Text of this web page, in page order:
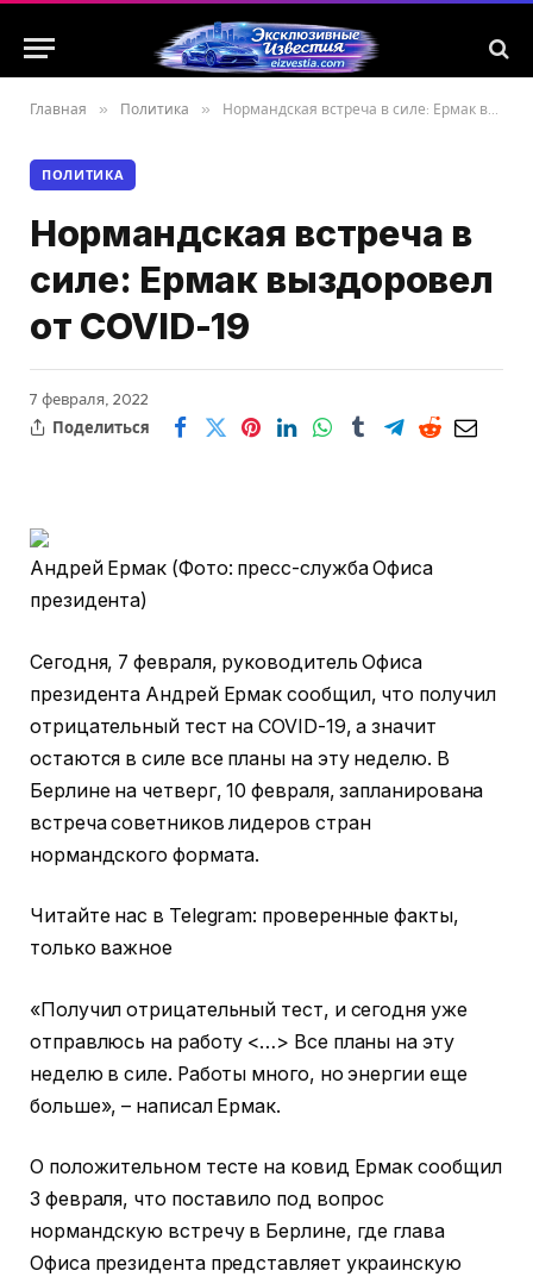
Главная » Политика » Нормандская встреча в силе: Ермак выздоровел от COVID-19
ПОЛИТИКА
Нормандская встреча в
силе: Ермак выздоровел
от COVID-19
7 февраля, 2022
Поделиться
Андрей Ермак (Фото: пресс-служба Офиса
президента)
Сегодня, 7 февраля, руководитель Офиса
президента Андрей Ермак сообщил, что получил
отрицательный тест на COVID-19, а значит
остаются в силе все планы на эту неделю. В
Берлине на четверг, 10 февраля, запланирована
встреча советников лидеров стран
нормандского формата.
Читайте нас в Telegram: проверенные факты,
только важное
«Получил отрицательный тест, и сегодня уже
отправлюсь на работу <…> Все планы на эту
неделю в силе. Работы много, но энергии еще
больше», – написал Ермак.
О положительном тесте на ковид Ермак сообщил
3 февраля, что поставило под вопрос
нормандскую встречу в Берлине, где глава
Офиса президента представляет украинскую